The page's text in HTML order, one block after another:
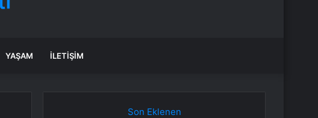
YAŞAM İLETIŞIM
Son Eklenen